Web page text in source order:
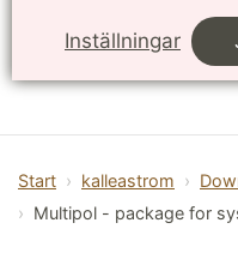
Inställningar
LTH, Lunds Tekniska
Naturvetenskapliga
Start kalleastrom
Multipol - package for